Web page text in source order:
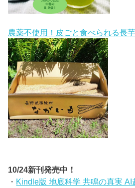
農薬不使用！皮ごと食べられる長
10/24新刊発売中！
・ Kindle版 地底科学 共鳴の真実 AI